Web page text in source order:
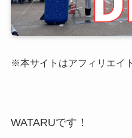
※本サイトはアフィリエイ
WATARUです！